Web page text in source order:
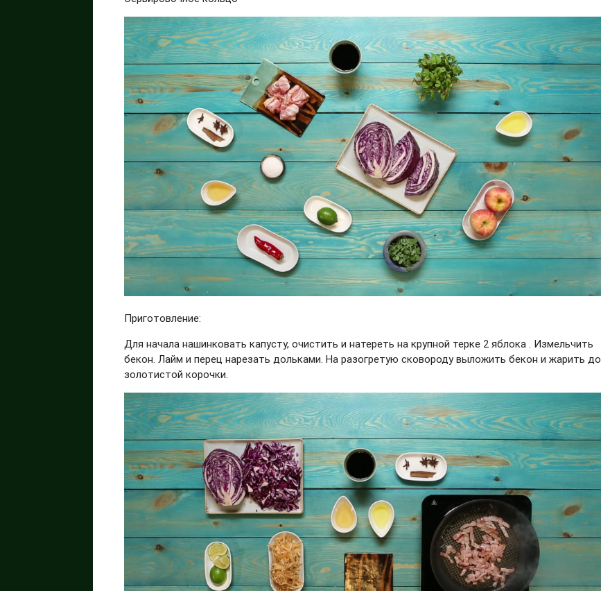
Приготовление:
Для начала нашинковать капусту, очистить и натереть на крупной терке 2 яблока . Измельчить
бекон. Лайм и перец нарезать дольками. На разогретую сковороду выложить бекон и жарить до
золотистой корочки.